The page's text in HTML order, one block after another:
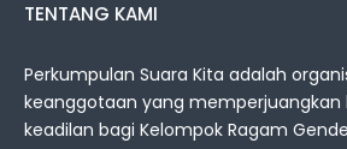
TENTANG KAMI
Perkumpulan Suara Kita adalah
keanggotaan yang memperjuangkan
keadilan bagi Kelompok Ragam